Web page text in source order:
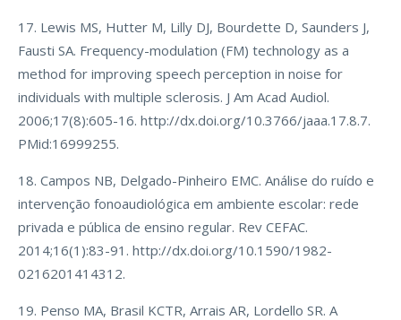
17. Lewis MS, Hutter M, Lilly DJ, Bourdette D, Saunders J,
Fausti SA. Frequency-modulation (FM) technology as a
method for improving speech perception in noise for
individuals with multiple sclerosis. J Am Acad Audiol.
2006;17(8):605-16. http://dx.doi.org/10.3766/jaaa.17.8.7.
PMid:16999255.
18. Campos NB, Delgado-Pinheiro EMC. Análise do ruído e
intervenção fonoaudiológica em ambiente escolar: rede
privada e pública de ensino regular. Rev CEFAC.
2014;16(1):83-91. http://dx.doi.org/10.1590/1982-
0216201414312.
19. Penso MA, Brasil KCTR, Arrais AR, Lordello SR. A